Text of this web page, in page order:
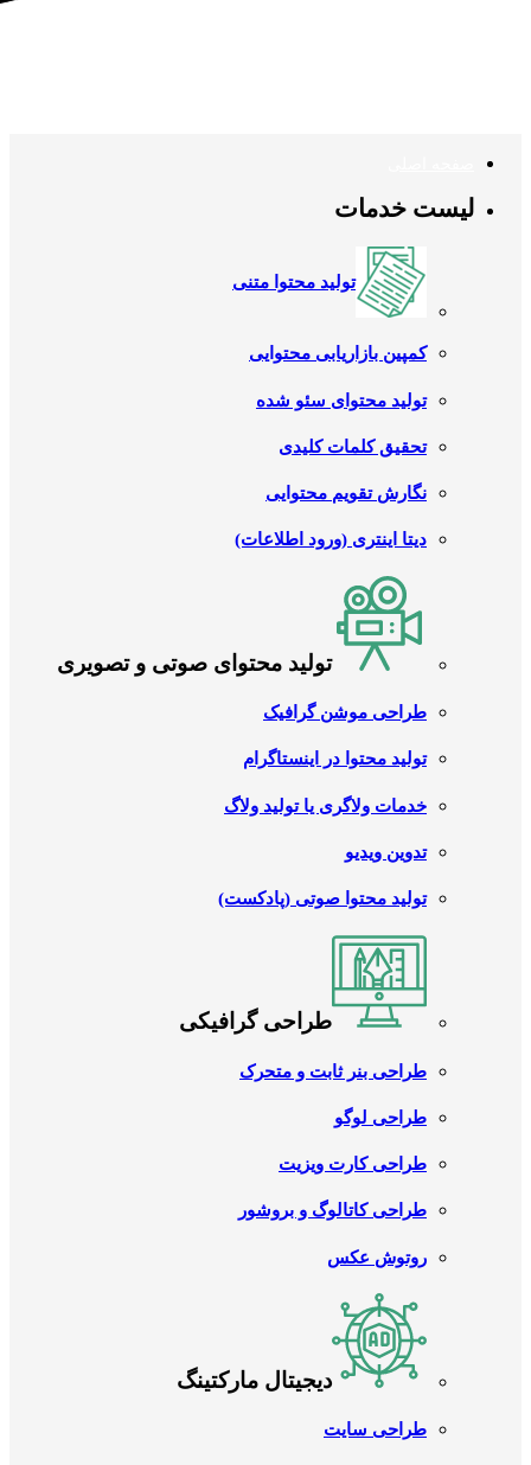
لیست خدمات
تولید محتوا متنی
کمپین بازاریابی محتوایی
تولید محتوای سئو شده
تحقیق کلمات کلیدی
نگارش تقویم محتوایی
دیتا اینتری (ورود اطلاعات)
تولید محتوای صوتی و تصویری
طراحی موشن گرافیک
تولید محتوا در اینستاگرام
خدمات ولاگری یا تولید ولاگ
تدوین ویدیو
تولید محتوا صوتی (پادکست)
طراحی گرافیکی
طراحی بنر ثابت و متحرک
طراحی لوگو
طراحی کارت ویزیت
طراحی کاتالوگ و بروشور
روتوش عکس
دیجیتال مارکتینگ
طراحی سایت